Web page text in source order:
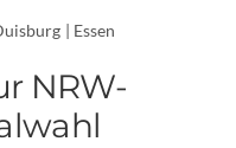
| Essen
NRW-